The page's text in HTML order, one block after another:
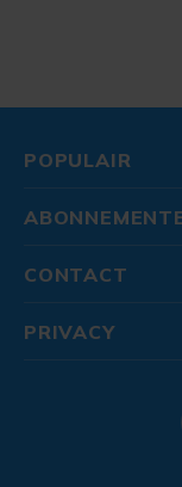
POPULAIR
CONTACT
PRIVACY